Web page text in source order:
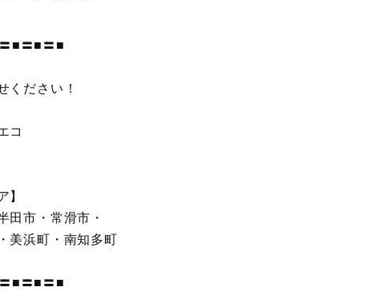
■〓■〓■
ください！
コ
】
田市・常滑市・
美浜町・南知多町
■〓■〓■